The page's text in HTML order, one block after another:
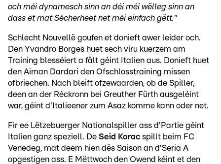
och méi dynamesch sinn an déi méi wëlleg sinn an
dass et mat Sécherheet net méi einfach gëtt."
Schlecht Nouvellë goufen et donieft awer leider och.
Den Yvandro Borges huet sech viru kuerzem am
Training blesséiert a fält géint Italien aus. Donieft huet
den Aiman Dardari den Ofschlosstraining missen
ofbriechen. Nach bleift ofzewaarden, ob de Spiller,
deen an der Réckronn bei Greuther Fürth ausgeléint
war, géint d'Italieener zum Asaz komme kann oder net.
Fir ee Lëtzebuerger Nationalspiller ass d'Partie géint
Italien ganz speziell. De Seid Korac spillt beim FC
Venedeg, mat deem hien dës Saison an d'Seria A
opgestigen ass. E Mëttwoch den Owend kéint et den